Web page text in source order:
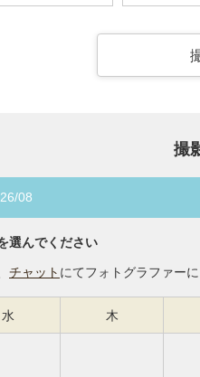
撮
08
選んでください
チャット にてフォトグラファーに
水 木